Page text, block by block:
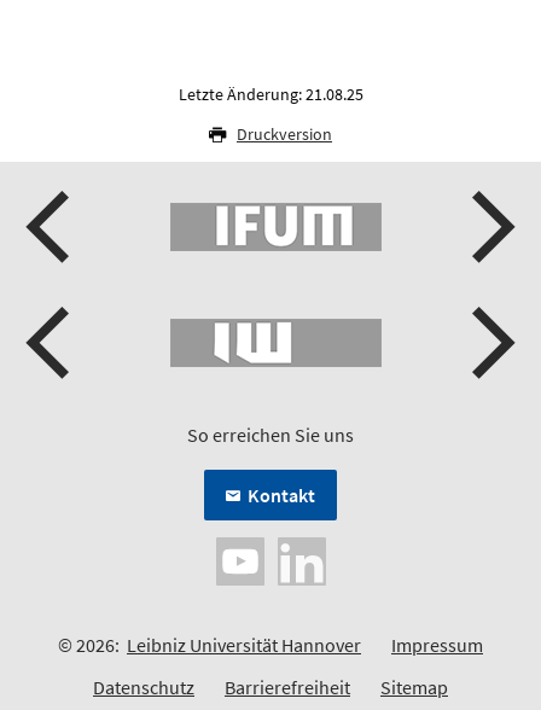
Letzte Änderung: 21.08.25
Druckversion
So erreichen Sie uns
Kontakt
© 2026: Leibniz Universität Hannover
Impressum
Datenschutz
Barrierefreiheit Sitemap